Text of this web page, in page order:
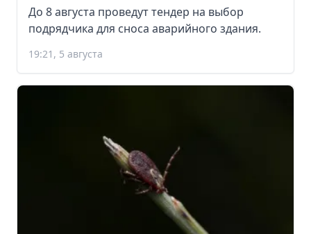
До 8 августа проведут тендер на выбор
подрядчика для сноса аварийного здания.
19:21, 5 августа